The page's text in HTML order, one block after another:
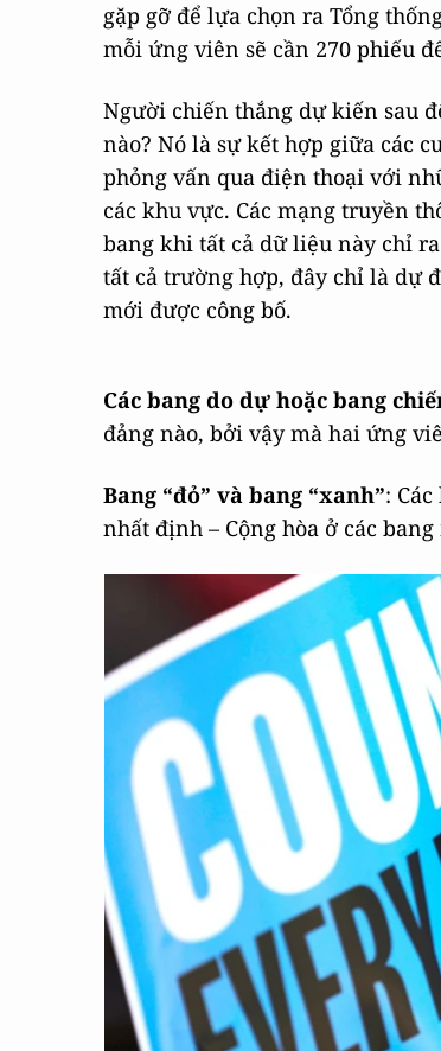
gặp gỡ để lựa chọn ra Tổng
mỗi ứng viên sẽ cần 270 phiếu
Người chiến thắng dự kiến sau
nào? Nó là sự kết hợp giữa các
phỏng vấn qua điện thoại với
các khu vực. Các mạng truyền
bang khi tất cả dữ liệu này chỉ
tất cả trường hợp, đây chỉ là dự
mới được công bố.
Các bang do dự hoặc bang
đảng nào, bởi vậy mà hai ứng
Bang “đỏ” và bang “xanh”:
nhất định – Cộng hòa ở các